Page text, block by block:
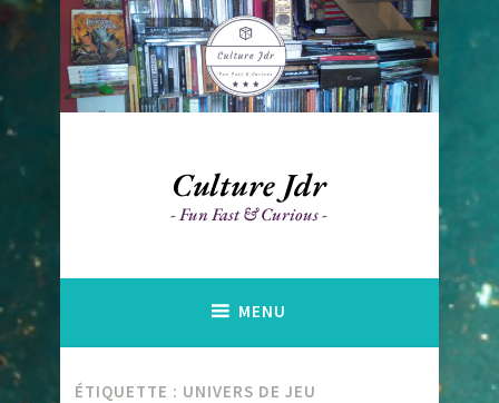
Accéder
au
contenu
principal
Culture Jdr
Fun Fast & Curious
MENU
ÉTIQUETTE : UNIVERS DE JEU